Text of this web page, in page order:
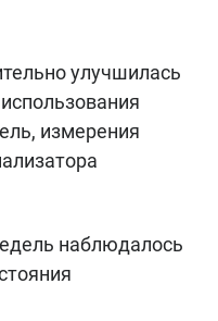
улучшилась
измерения
наблюдалось